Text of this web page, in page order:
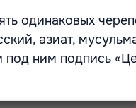
одинаковых
азиат,
ним подпись